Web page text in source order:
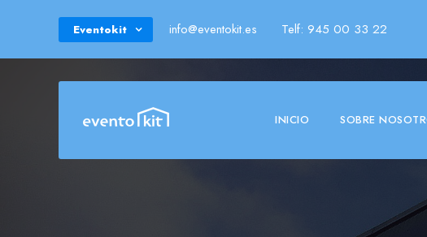
Eventokit info@eventokit.es Telf: 945 00 33 22
INICIO SOBRE